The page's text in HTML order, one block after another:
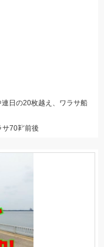
日の20枚越え、ワラサ船
サ70㌢前後